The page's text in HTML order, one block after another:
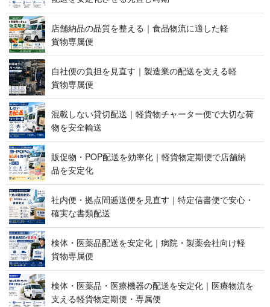
店舗納品の品質を整える｜食品物流に適した軽
貨 物 専 属 便
自社便の負担を見直す｜製造業の配送を支える軽
貨 物 専 属 便
混載しない貸切配送｜軽貨物チャーター便で大切な荷
物を 安 全 輸 送
販促物・POP配送を効率化｜軽貨物定期便で店舗納
品 を 安 定 化
社内便・拠点間逓送便を見直す｜特定信書便で安心・
確実な 書 類 配 送
検体・医薬品配送を安定化｜病院・製薬会社向け軽
貨 物 専 属 便
検体・医薬品・医療機器の配送を安定化｜医療物流を
支える軽貨物定期便 ・ 専 属 便